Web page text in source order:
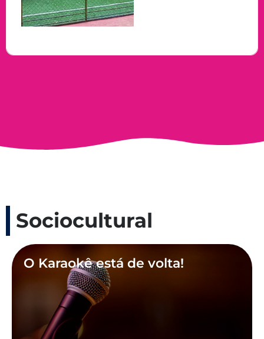
Sociocultural
O Karaokê está de volta!